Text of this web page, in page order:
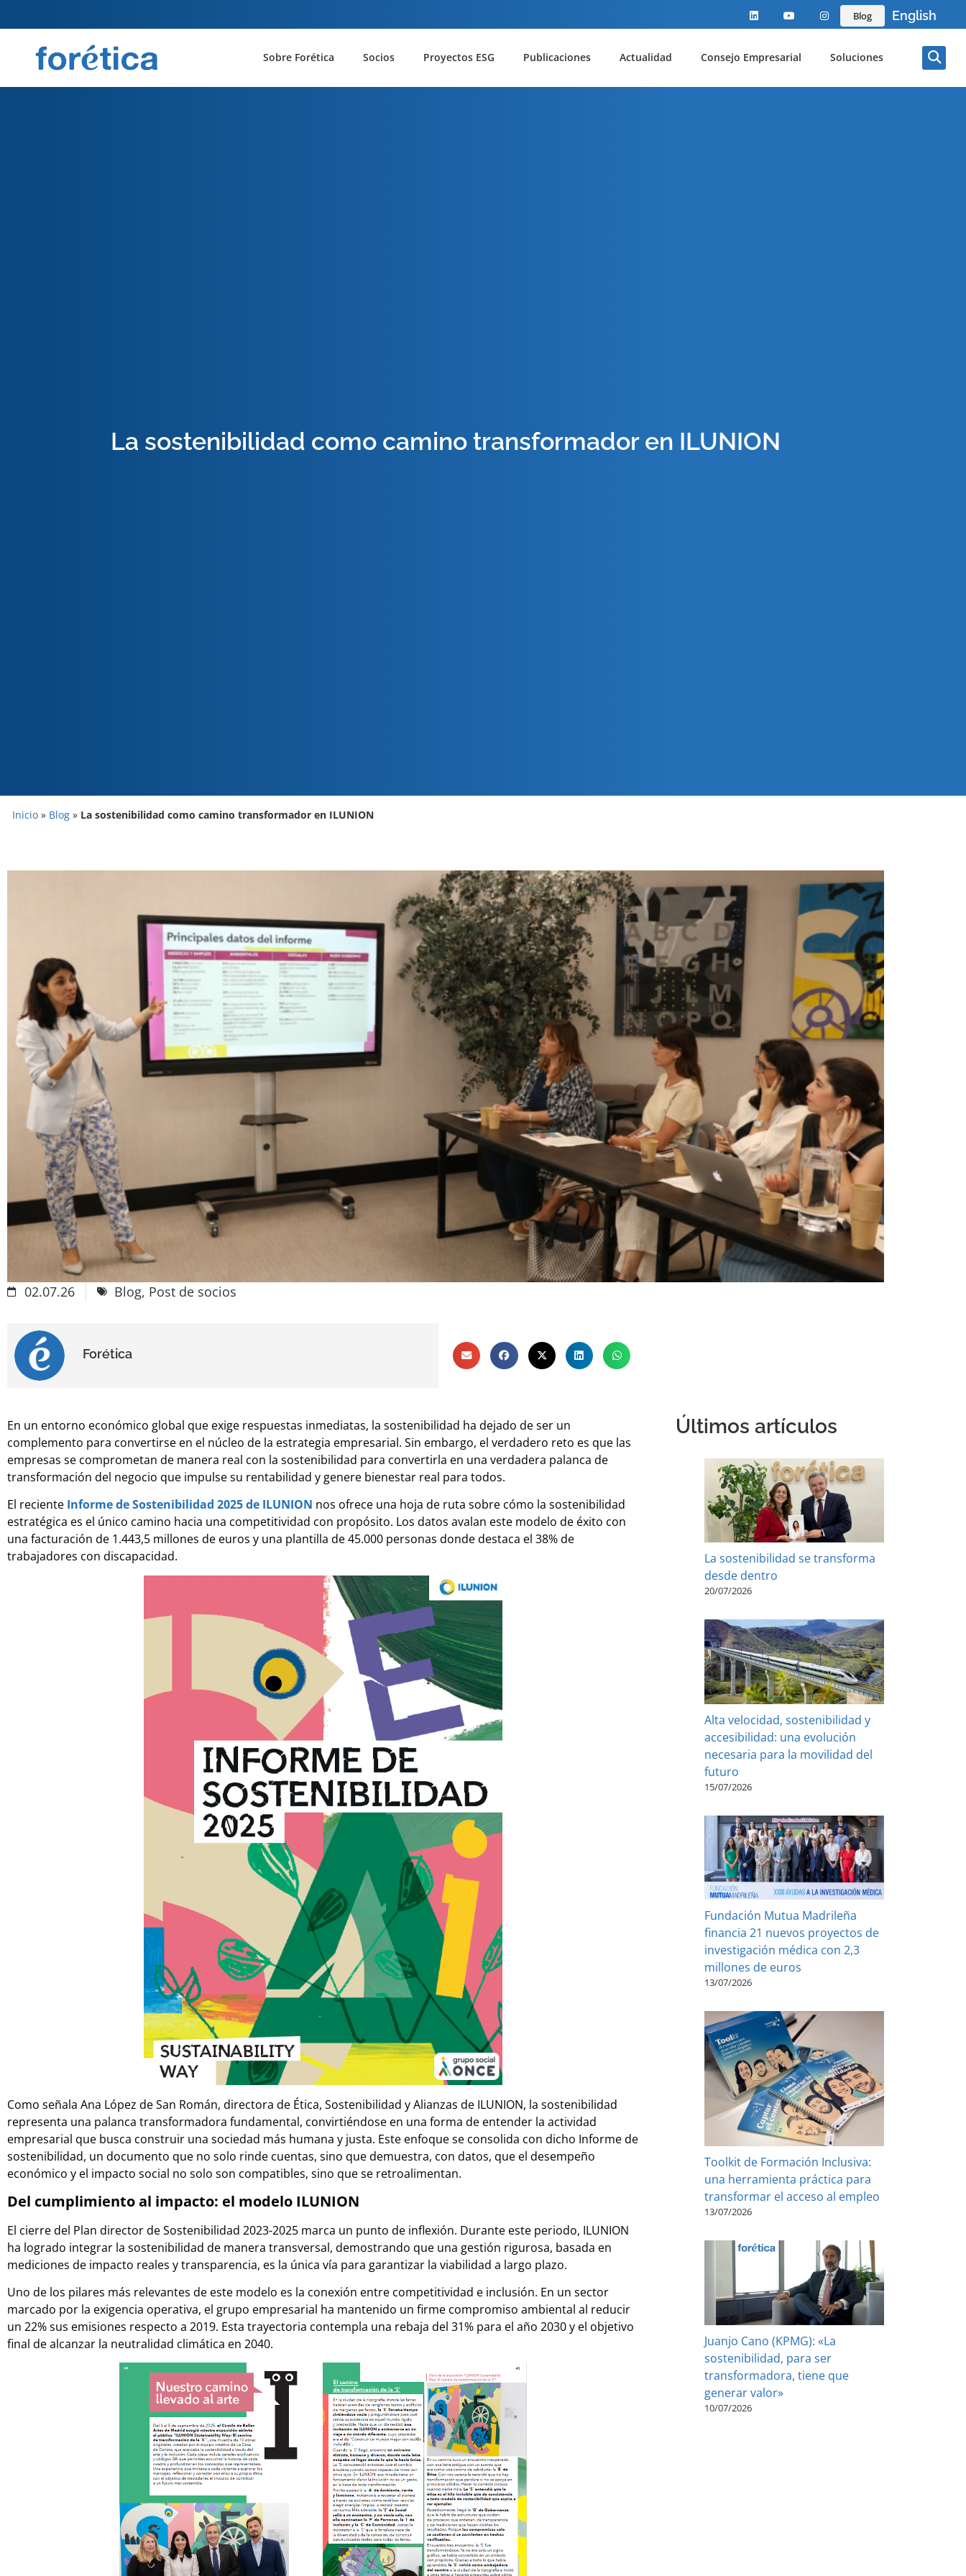
Blog English
Sobre Forética Socios Proyectos ESG Publicaciones Actualidad Consejo Empresarial Soluciones
La sostenibilidad como camino transformador en ILUNION
Inicio » Blog » La sostenibilidad como camino transformador en ILUNION
02.07.26 Blog, Post de socios
Forética
En un entorno económico global que exige respuestas inmediatas, la sostenibilidad ha dejado de ser un
complemento para convertirse en el núcleo de la estrategia empresarial. Sin embargo, el verdadero reto es que las
empresas se comprometan de manera real con la sostenibilidad para convertirla en una verdadera palanca de
transformación del negocio que impulse su rentabilidad y genere bienestar real para todos.
El reciente Informe de Sostenibilidad 2025 de ILUNION nos ofrece una hoja de ruta sobre cómo la sostenibilidad
estratégica es el único camino hacia una competitividad con propósito. Los datos avalan este modelo de éxito con
una facturación de 1.443,5 millones de euros y una plantilla de 45.000 personas donde destaca el 38% de
trabajadores con discapacidad.
Como señala Ana López de San Román, directora de Ética, Sostenibilidad y Alianzas de ILUNION, la sostenibilidad
representa una palanca transformadora fundamental, convirtiéndose en una forma de entender la actividad
empresarial que busca construir una sociedad más humana y justa. Este enfoque se consolida con dicho Informe de
sostenibilidad, un documento que no solo rinde cuentas, sino que demuestra, con datos, que el desempeño
económico y el impacto social no solo son compatibles, sino que se retroalimentan.
Del cumplimiento al impacto: el modelo ILUNION
El cierre del Plan director de Sostenibilidad 2023-2025 marca un punto de inflexión. Durante este periodo, ILUNION
ha logrado integrar la sostenibilidad de manera transversal, demostrando que una gestión rigurosa, basada en
mediciones de impacto reales y transparencia, es la única vía para garantizar la viabilidad a largo plazo.
Uno de los pilares más relevantes de este modelo es la conexión entre competitividad e inclusión. En un sector
marcado por la exigencia operativa, el grupo empresarial ha mantenido un firme compromiso ambiental al reducir
un 22% sus emisiones respecto a 2019. Esta trayectoria contempla una rebaja del 31% para el año 2030 y el objetivo
final de alcanzar la neutralidad climática en 2040.
Últimos artículos
La sostenibilidad se transforma
desde dentro
20/07/2026
Alta velocidad, sostenibilidad y
accesibilidad: una evolución
necesaria para la movilidad del
futuro
15/07/2026
Fundación Mutua Madrileña
financia 21 nuevos proyectos de
investigación médica con 2,3
millones de euros
13/07/2026
Toolkit de Formación Inclusiva:
una herramienta práctica para
transformar el acceso al empleo
13/07/2026
Juanjo Cano (KPMG): «La
sostenibilidad, para ser
transformadora, tiene que
generar valor»
10/07/2026